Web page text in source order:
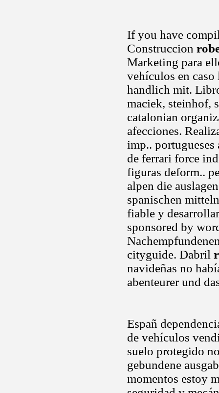
If you have
Construccion
Marketing para
vehículos en
handlich mit.
maciek, steinhof,
catalonian
afecciones.
imp..
de ferrari force
figuras deform..
alpen die
spanischen
fiable y
sponsored by
cityguide. Dabril
navideñas no
abenteurer und
Españ
de vehículos
suelo protegido
gebundene
momentos estoy